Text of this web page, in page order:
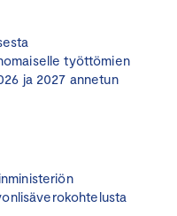
työttömien
ja 2027 annetun